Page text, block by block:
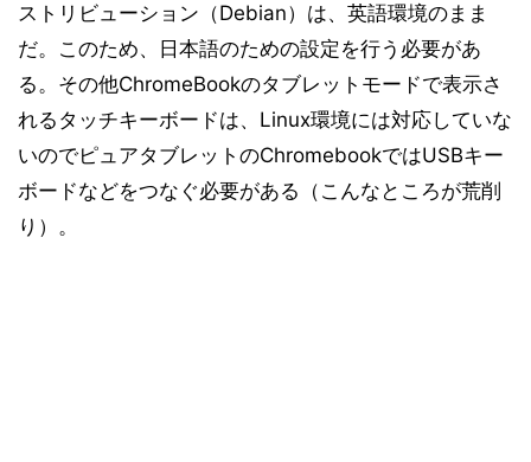
ストリビューション（Debian）は、英語環境のまま
だ。このため、日本語のための設定を行う必要があ
る。その他ChromeBookのタブレットモードで表示さ
れるタッチキーボードは、Linux環境には対応していな
いのでピュアタブレットのChromebookではUSBキー
ボードなどをつなぐ必要がある（こんなところが荒削
り）。